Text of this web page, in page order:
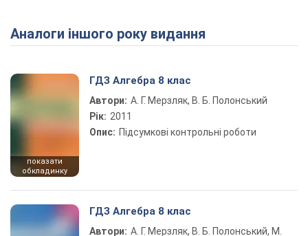
Play Video
Аналоги іншого року видання
показати
обкладинку
ГДЗ Алгебра 8 клас
Автори: А. Г. Мерзляк, В. Б. Полонський
Рік: 2011
Опис: Підсумкові контрольні роботи
ГДЗ Алгебра 8 клас
Автори: А. Г. Мерзляк, В. Б. Полонський, М.